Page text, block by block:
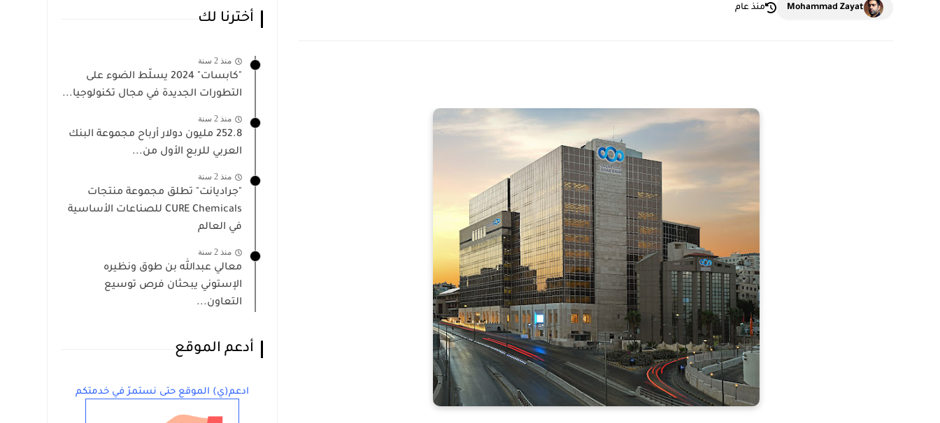
Mohammad Zayat منذ عام
أخترنا لك
منذ 2 سنة
"كابسات" 2024 يسلّط الضوء على
التطورات الجديدة في مجال تكنولوجيا...
منذ 2 سنة
252.8 مليون دولار أرباح مجموعة البنك
العربي للربع الأول من...
منذ 2 سنة
"جراديانت" تطلق مجموعة منتجات
CURE Chemicals للصناعات الأساسية
في العالم
منذ 2 سنة
معالي عبدالله بن طوق ونظيره
الإستوني يبحثان فرص توسيع
التعاون...
أدعم الموقع
ادعم(ي) الموقع حتى نستمرّ في خدمتكم